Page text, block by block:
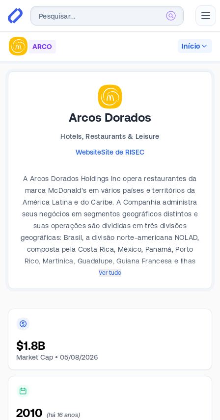
ARCO Início
Arcos Dorados
Hotels, Restaurants & Leisure
WebsiteSite de RISEC
A Arcos Dorados Holdings Inc opera restaurantes da
marca McDonald's em vários países e territórios da
América Latina e do Caribe. A Companhia administra
seus negócios em segmentos geográficos distintos e
suas operações são divididas em três divisões
geográficas: Brasil, a divisão norte-americana NOLAD,
composta pela Costa Rica, México, Panamá, Porto
Rico, Martinica, Guadalupe, Guiana Francesa e Ilhas
Virgens dos EUA de St. Croix e St. Thomas e a divisão
Venezuela, Trinidad e Tobago, Aruba e Curaçao. O
Ver tudo
$1.8B
Market Cap • 05/08/2026
2010 (há 16 anos)